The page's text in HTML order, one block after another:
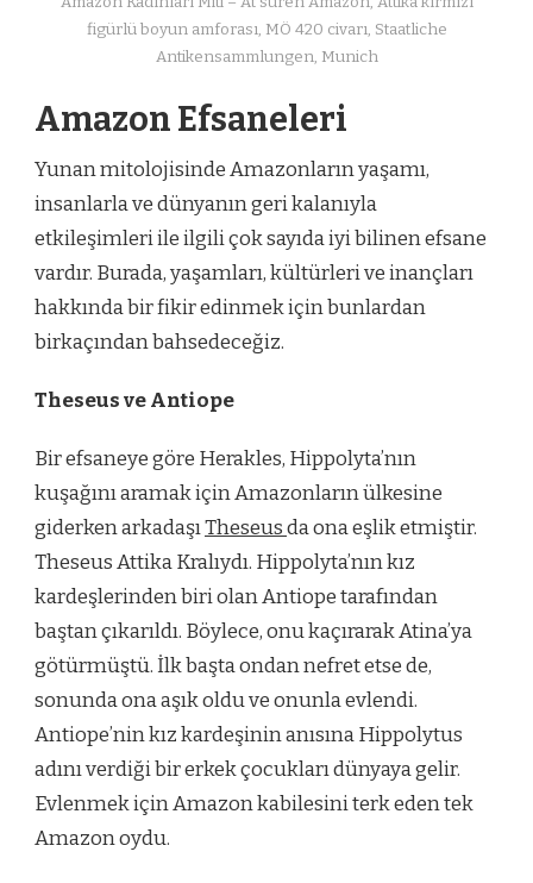
figürlü boyun amforası, MÖ 420 civarı, Staatliche
Antikensammlungen, Munich
Amazon Efsaneleri
Yunan mitolojisinde Amazonların yaşamı,
insanlarla ve dünyanın geri kalanıyla
etkileşimleri ile ilgili çok sayıda iyi bilinen efsane
vardır. Burada, yaşamları, kültürleri ve inançları
hakkında bir fikir edinmek için bunlardan
birkaçından bahsedeceğiz.
Theseus ve Antiope
Bir efsaneye göre Herakles, Hippolyta’nın
kuşağını aramak için Amazonların ülkesine
giderken arkadaşıTheseusda ona eşlik etmiştir.
Theseus Attika Kralıydı. Hippolyta’nın kız
kardeşlerinden biri olan Antiope tarafından
baştan çıkarıldı. Böylece, onu kaçırarak Atina’ya
götürmüştü. İlk başta ondan nefret etse de,
sonunda ona aşık oldu ve onunla evlendi.
Antiope’nin kız kardeşinin anısına Hippolytus
adını verdiği bir erkek çocukları dünyaya gelir.
Evlenmek için Amazon kabilesini terk eden tek
Amazon oydu.